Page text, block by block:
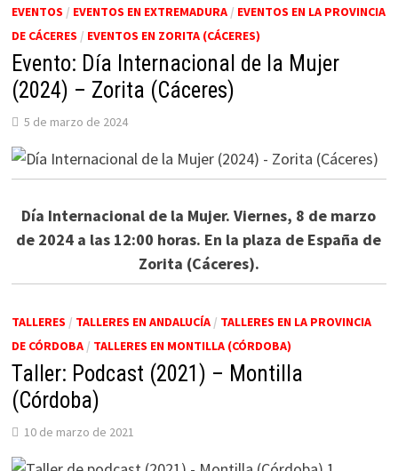
EVENTOS / EVENTOS EN EXTREMADURA/ EVENTOS EN LA PROVINCIA
DE CÁCERES / EVENTOS EN ZORITA (CÁCERES)
Evento: Día Internacional de la Mujer
(2024) – Zorita (Cáceres)
5 de marzo de 2024
Día Internacional de la Mujer. Viernes, 8 de marzo
de 2024 a las 12:00 horas. En la plaza de España de
Zorita (Cáceres).
TALLERES / TALLERES EN ANDALUCÍA/ TALLERES EN LA PROVINCIA
DE CÓRDOBA/ TALLERES EN MONTILLA (CÓRDOBA)
Taller: Podcast (2021) – Montilla
(Córdoba)
10 de marzo de 2021